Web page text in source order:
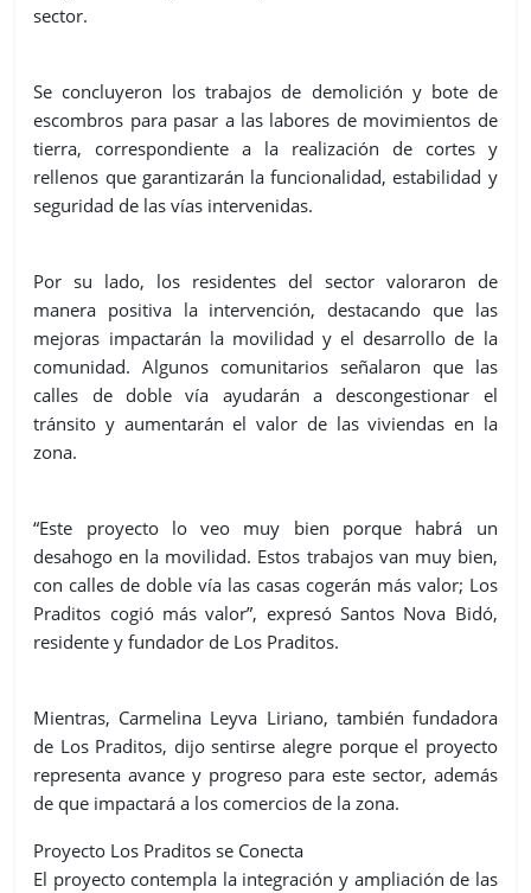
sector.
Se concluyeron los trabajos de demolición y bote de
escombros para pasar a las labores de movimientos de
tierra, correspondiente a la realización de cortes y
rellenos que garantizarán la funcionalidad, estabilidad y
seguridad de las vías intervenidas.
Por su lado, los residentes del sector valoraron de
manera positiva la intervención, destacando que las
mejoras impactarán la movilidad y el desarrollo de la
comunidad. Algunos comunitarios señalaron que las
calles de doble vía ayudarán a descongestionar el
tránsito y aumentarán el valor de las viviendas en la
zona.
“Este proyecto lo veo muy bien porque habrá un
desahogo en la movilidad. Estos trabajos van muy bien,
con calles de doble vía las casas cogerán más valor; Los
Praditos cogió más valor”, expresó Santos Nova Bidó,
residente y fundador de Los Praditos.
Mientras, Carmelina Leyva Liriano, también fundadora
de Los Praditos, dijo sentirse alegre porque el proyecto
representa avance y progreso para este sector, además
de que impactará a los comercios de la zona.
Proyecto Los Praditos se Conecta
El proyecto contempla la integración y ampliación de las